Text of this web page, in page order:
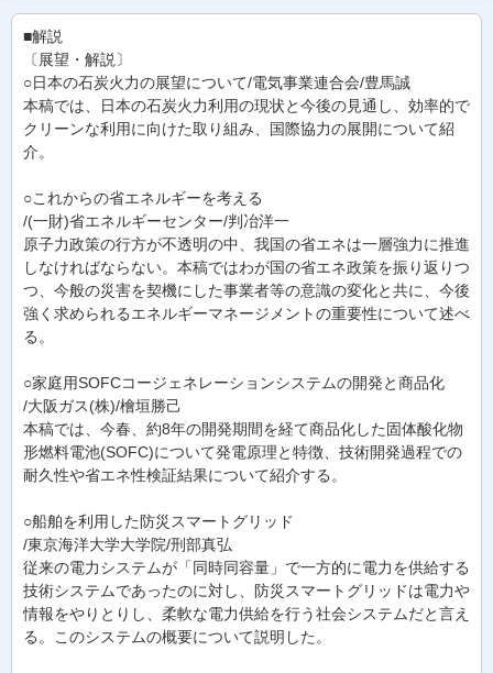
■解説
〔展望・解説〕
○日本の石炭火力の展望について/電気事業連合会/豊馬誠
本稿では、日本の石炭火力利用の現状と今後の見通し、効率的で
クリーンな利用に向けた取り組み、国際協力の展開について紹
介。
○これからの省エネルギーを考える
/(一財)省エネルギーセンター/判冶洋一
原子力政策の行方が不透明の中、我国の省エネは一層強力に推進
しなければならない。本稿ではわが国の省エネ政策を振り返りつ
つ、今般の災害を契機にした事業者等の意識の変化と共に、今後
強く求められるエネルギーマネージメントの重要性について述べ
る。
○家庭用SOFCコージェネレーションシステムの開発と商品化
/大阪ガス(株)/檜垣勝己
本稿では、今春、約8年の開発期間を経て商品化した固体酸化物
形燃料電池(SOFC)について発電原理と特徴、技術開発過程での
耐久性や省エネ性検証結果について紹介する。
○船舶を利用した防災スマートグリッド
/東京海洋大学大学院/刑部真弘
従来の電力システムが「同時同容量」で一方的に電力を供給する
技術システムであったのに対し、防災スマートグリッドは電力や
情報をやりとりし、柔軟な電力供給を行う社会システムだと言え
る。このシステムの概要について説明した。